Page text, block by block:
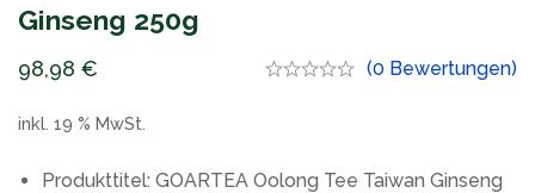
Ginseng 250g
98,98 € (0 Bewertungen)
inkl. 19 % MwSt.
Produkttitel: GOARTEA Oolong Tee Taiwan Ginseng